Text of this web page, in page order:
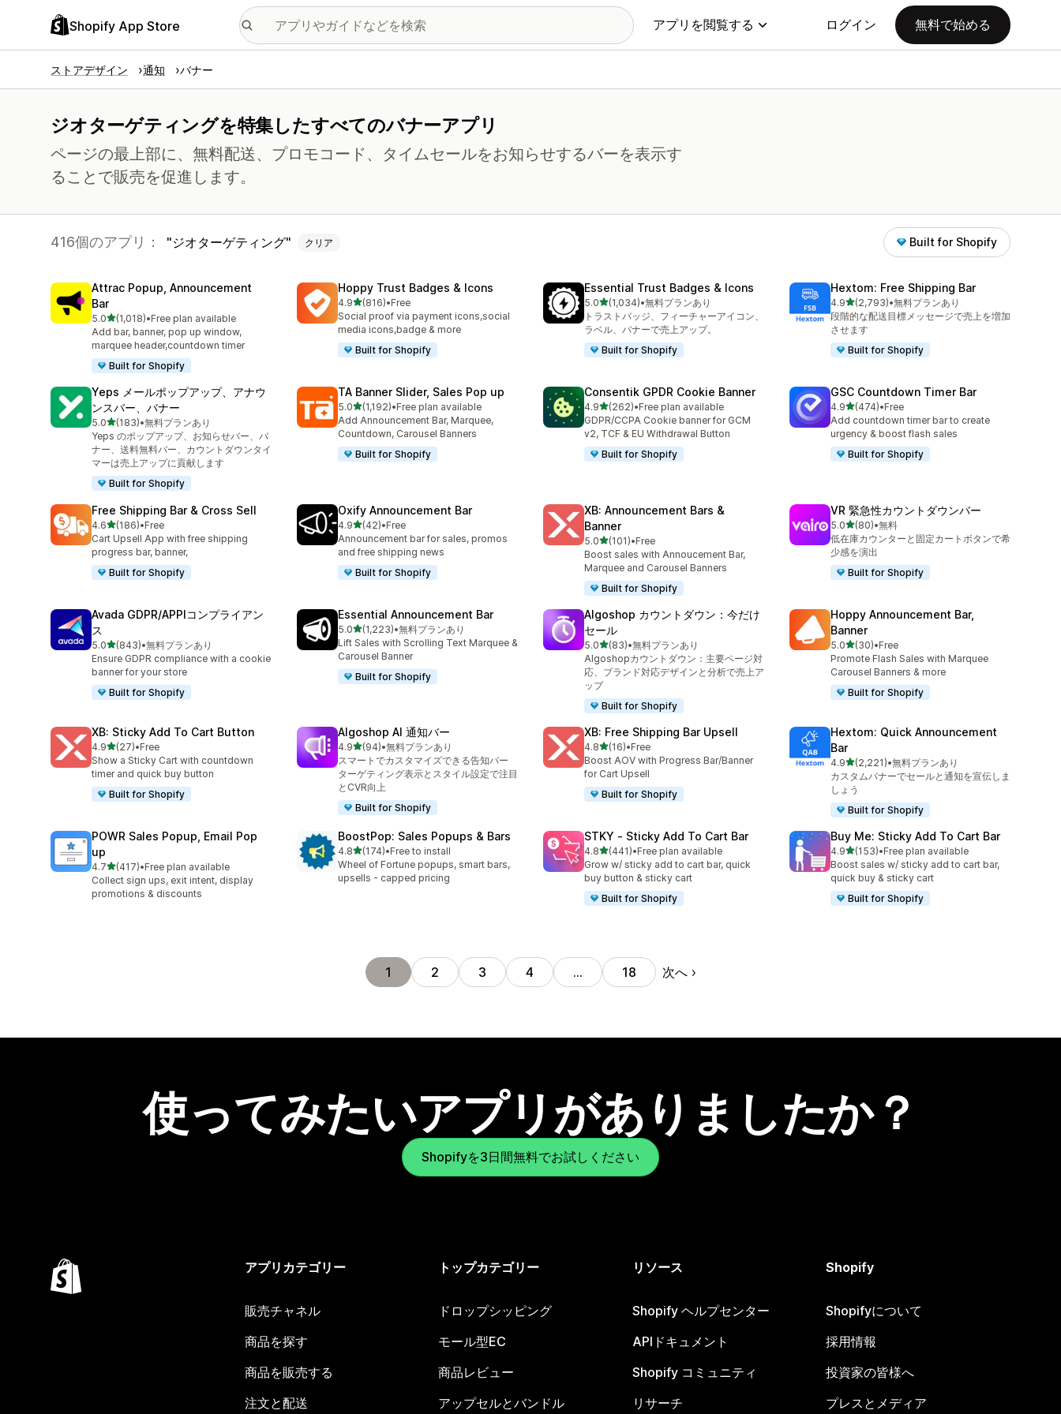
Shopify App Store アプリを閲覧する ログイン 無料で始める
ストアデザイン 通知 バナー
ジオターゲティングを特集したすべてのバナーアプリ
ページの最上部に、無料配送、プロモコード、タイムセールをお知らせするバーを表示す
ることで販売を促進します。
416個のアプリ： ジオターゲティング クリア Built for Shopify
Attrac Popup, Announcement
Bar
5.05つ星中
(1,018)
合計レビュー数：1018件
•Free plan available
Add bar, banner, pop up window,
marquee header,countdown timer
Built for Shopify
Hoppy Trust Badges & Icons
4.95つ星中
(816)
合計レビュー数：816件
•Free
Social proof via payment icons,social
media icons,badge & more
Built for Shopify
Essential Trust Badges & Icons
5.05つ星中
(1,034)
合計レビュー数：1034件
•無料プランあり
トラストバッジ、フィーチャーアイコン、
ラベル、バナーで売上アップ。
Built for Shopify
Hextom: Free Shipping Bar
4.95つ星中
(2,793)
合計レビュー数：2793件
•無料プランあり
段階的な配送目標メッセージで売上を増加
させます
Built for Shopify
Yeps メールポップアップ、アナウ
ンスバー、バナー
5.05つ星中
(183)
合計レビュー数：183件
•無料プランあり
Yeps のポップアップ、お知らせバー、バ
ナー、送料無料バー、カウントダウンタイ
マーは売上アップに貢献します
Built for Shopify
TA Banner Slider, Sales Pop up
5.05つ星中
(1,192)
合計レビュー数：1192件
•Free plan available
Add Announcement Bar, Marquee,
Countdown, Carousel Banners
Built for Shopify
Consentik GPDR Cookie Banner
4.95つ星中
(262)
合計レビュー数：262件
•Free plan available
GDPR/CCPA Cookie banner for GCM
v2, TCF & EU Withdrawal Button
Built for Shopify
GSC Countdown Timer Bar
4.95つ星中
(474)
合計レビュー数：474件
•Free
Add countdown timer bar to create
urgency & boost flash sales
Built for Shopify
Free Shipping Bar & Cross Sell
4.65つ星中
(186)
合計レビュー数：186件
•Free
Cart Upsell App with free shipping
progress bar, banner,
Built for Shopify
Oxify Announcement Bar
4.95つ星中
(42)
合計レビュー数：42件
•Free
Announcement bar for sales, promos
and free shipping news
Built for Shopify
XB: Announcement Bars &
Banner
5.05つ星中
(101)
合計レビュー数：101件
•Free
Boost sales with Annoucement Bar,
Marquee and Carousel Banners
Built for Shopify
VR 緊急性カウントダウンバー
5.05つ星中
(80)
合計レビュー数：80件
•無料
低在庫カウンターと固定カートボタンで希
少感を演出
Built for Shopify
Avada GDPR/APPIコンプライアン
ス
5.05つ星中
(843)
合計レビュー数：843件
•無料プランあり
Ensure GDPR compliance with a cookie
banner for your store
Built for Shopify
Essential Announcement Bar
5.05つ星中
(1,223)
合計レビュー数：1223件
•無料プランあり
Lift Sales with Scrolling Text Marquee &
Carousel Banner
Built for Shopify
Algoshop カウントダウン：今だけ
セール
5.05つ星中
(83)
合計レビュー数：83件
•無料プランあり
Algoshopカウントダウン：主要ページ対
応、ブランド対応デザインと分析で売上ア
ップ
Built for Shopify
Hoppy Announcement Bar,
Banner
5.05つ星中
(30)
合計レビュー数：30件
•Free
Promote Flash Sales with Marquee
Carousel Banners & more
Built for Shopify
XB: Sticky Add To Cart Button
4.95つ星中
(27)
合計レビュー数：27件
•Free
Show a Sticky Cart with countdown
timer and quick buy button
Built for Shopify
Algoshop AI 通知バー
4.95つ星中
(94)
合計レビュー数：94件
•無料プランあり
スマートでカスタマイズできる告知バー
ターゲティング表示とスタイル設定で注目
とCVR向上
Built for Shopify
XB: Free Shipping Bar Upsell
4.85つ星中
(16)
合計レビュー数：16件
•Free
Boost AOV with Progress Bar/Banner
for Cart Upsell
Built for Shopify
Hextom: Quick Announcement
Bar
4.95つ星中
(2,221)
合計レビュー数：2221件
•無料プランあり
カスタムバナーでセールと通知を宣伝しま
しょう
Built for Shopify
POWR Sales Popup, Email Pop
up
4.75つ星中
(417)
合計レビュー数：417件
•Free plan available
Collect sign ups, exit intent, display
promotions & discounts
BoostPop: Sales Popups & Bars
4.85つ星中
(174)
合計レビュー数：174件
•Free to install
Wheel of Fortune popups, smart bars,
upsells - capped pricing
STKY ‑ Sticky Add To Cart Bar
4.85つ星中
(441)
合計レビュー数：441件
•Free plan available
Grow w/ sticky add to cart bar, quick
buy button & sticky cart
Built for Shopify
Buy Me: Sticky Add To Cart Bar
4.95つ星中
(153)
合計レビュー数：153件
•Free plan available
Boost sales w/ sticky add to cart bar,
quick buy & sticky cart
Built for Shopify
1 2 3 4 … 18 次へ
使ってみたいアプリがありましたか？
Shopifyを3日間無料でお試しください
アプリカテゴリー
販売チャネル
商品を探す
商品を販売する
注文と配送
トップカテゴリー
ドロップシッピング
モール型EC
商品レビュー
アップセルとバンドル
リソース
Shopify ヘルプセンター
APIドキュメント
Shopify コミュニティ
リサーチ
Shopify
Shopifyについて
採用情報
投資家の皆様へ
プレスとメディア